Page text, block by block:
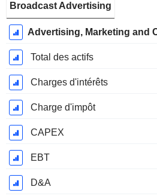
Fiscale:
Décembre
Broadcast Advertising
Total des actifs
Charges d'intérêts
Charge d'impôt
CAPEX
EBT
D&A